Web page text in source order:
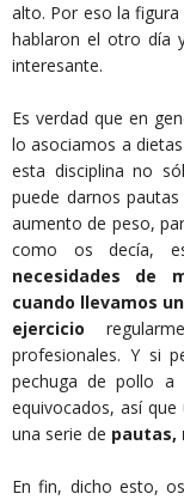
alto. Por eso la figura
hablaron el otro día
interesante.
Es verdad que en
lo asociamos a
esta disciplina no
puede darnos
aumento de peso,
como os decía,
necesidades de
cuando llevamos
ejercicio
profesionales. Y si
pechuga de pollo a
equivocados, así que
una serie de pautas,
En fin, dicho esto,